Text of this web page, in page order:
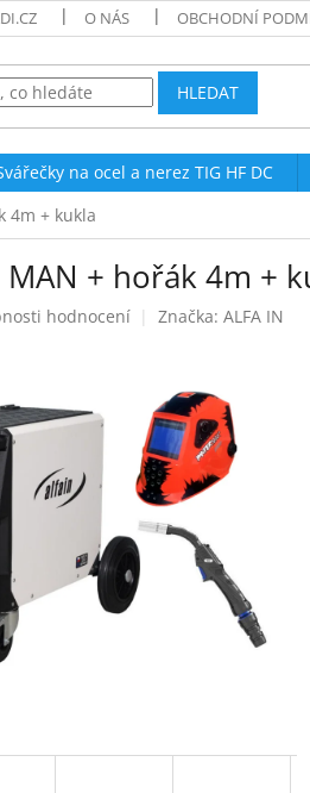
O NÁS OBCHODNÍ
HLEDAT
na ocel a nerez TIG HF DC
4m + kukla
MAN + hořák 4m +
hodnocení Značka: ALFA IN